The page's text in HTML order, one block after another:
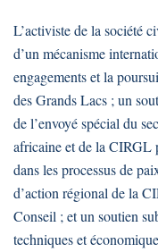
L’activiste de la société
d’un mécanisme
engagements et la
des Grands Lacs ; un
de l’envoyé spécial du
africaine et de la CIRGL
dans les processus de
d’action régional de la
Conseil ; et un soutien
techniques et